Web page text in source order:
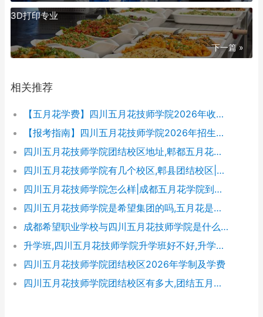
3D打印专业
下一篇 »
相关推荐
【五月花学费】四川五月花技师学院2026年收费标准及招生专业
【报考指南】四川五月花技师学院2026年招生简章及学费表
四川五月花技师学院团结校区地址,郫都五月花校园环境好不好
四川五月花技师学院有几个校区,郫县团结校区|金堂校区|康定分校
四川五月花技师学院怎么样|成都五月花学院到底好不好
四川五月花技师学院是希望集团的吗,五月花是哪个集团的
成都希望职业学校与四川五月花技师学院是什么关系
升学班,四川五月花技师学院升学班好不好,升学率高吗|升学保障
四川五月花技师学院团结校区2026年学制及学费
四川五月花技师学院团结校区有多大,团结五月花有多少学生